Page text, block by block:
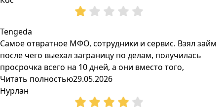
Tengeda
Самое отвратное МФО, сотрудники и сервис. Взял займ
после чего выехал заграницу по делам, получилась
просрочка всего на 10 дней, а они вместо того,
Читать полностью29.05.2026
Нурлан